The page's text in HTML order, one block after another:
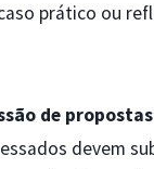
prático ou
de propostas
devem